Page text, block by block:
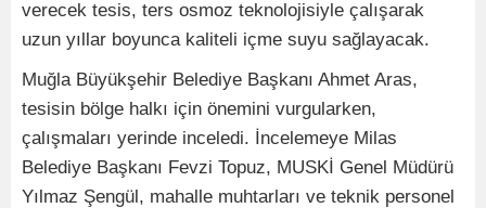
verecek tesis, ters osmoz teknolojisiyle çalışarak
uzun yıllar boyunca kaliteli içme suyu sağlayacak.
Muğla Büyükşehir Belediye Başkanı Ahmet Aras,
tesisin bölge halkı için önemini vurgularken,
çalışmaları yerinde inceledi. İncelemeye Milas
Belediye Başkanı Fevzi Topuz, MUSKİ Genel Müdürü
Yılmaz Şengül, mahalle muhtarları ve teknik personel